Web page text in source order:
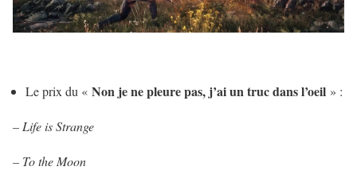
Le prix du « Non je ne pleure pas, j’ai un truc dans l’oeil » :
– Life is Strange
– To the Moon